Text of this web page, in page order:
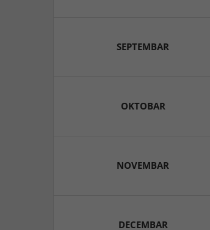
SEPTEMBAR
OKTOBAR
NOVEMBAR
DECEMBAR